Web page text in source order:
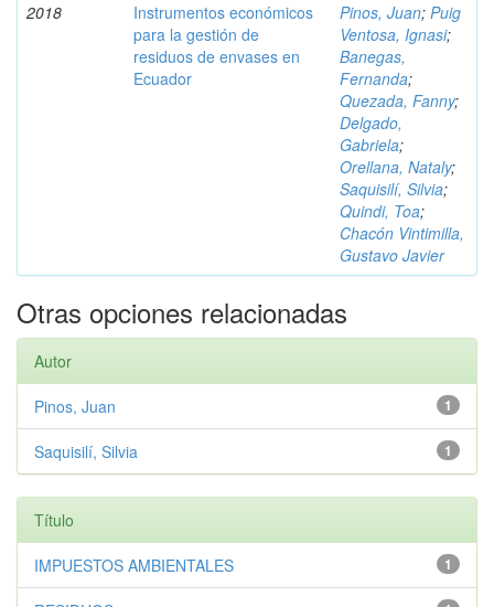
2018
Instrumentos económicos
para la gestión de
residuos de envases en
Ecuador
Pinos, Juan; Puig
Ventosa, Ignasi;
Banegas,
Fernanda;
Quezada, Fanny;
Delgado,
Gabriela;
Orellana, Nataly;
Saquisilí, Silvia;
Quindi, Toa;
Chacón Vintimilla,
Gustavo Javier
Otras opciones relacionadas
Autor
1
Pinos, Juan
1
Saquisilí, Silvia
Título
1
IMPUESTOS AMBIENTALES